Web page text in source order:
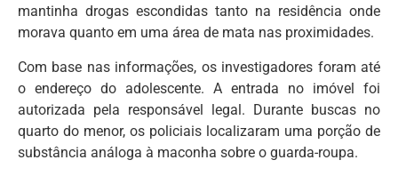
mantinha drogas escondidas tanto na residência onde
morava quanto em uma área de mata nas proximidades.
Com base nas informações, os investigadores foram até
o endereço do adolescente. A entrada no imóvel foi
autorizada pela responsável legal. Durante buscas no
quarto do menor, os policiais localizaram uma porção de
substância análoga à maconha sobre o guarda-roupa.